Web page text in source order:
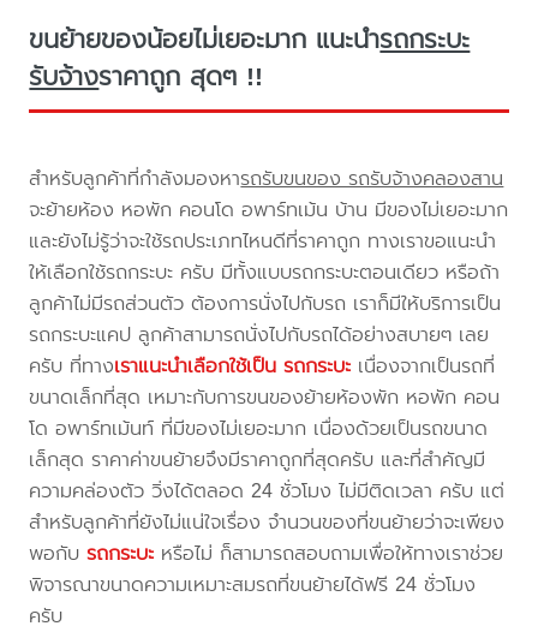
ขนย้ายของน้อยไม่เยอะมาก แนะนำรถกระบะ
รับจ้างราคาถูก สุดๆ !!
สำหรับลูกค้าที่กำลังมองหารถรับขนของ รถรับจ้างคลองสาน
จะย้ายห้อง หอพัก คอนโด อพาร์ทเม้น บ้าน มีของไม่เยอะมาก
และยังไม่รู้ว่าจะใช้รถประเภทไหนดีที่ราคาถูก ทางเราขอแนะนำ
ให้เลือกใช้รถกระบะ ครับ มีทั้งแบบรถกระบะตอนเดียว หรือถ้า
ลูกค้าไม่มีรถส่วนตัว ต้องการนั่งไปกับรถ เราก็มีให้บริการเป็น
รถกระบะแคป ลูกค้าสามารถนั่งไปกับรถได้อย่างสบายๆ เลย
ครับ ที่ทางเราแนะนำเลือกใช้เป็น รถกระบะ เนื่องจากเป็นรถที่
ขนาดเล็กที่สุด เหมาะกับการขนของย้ายห้องพัก หอพัก คอน
โด อพาร์ทเม้นท์ ที่มีของไม่เยอะมาก เนื่องด้วยเป็นรถขนาด
เล็กสุด ราคาค่าขนย้ายจึงมีราคาถูกที่สุดครับ และที่สำคัญมี
ความคล่องตัว วิ่งได้ตลอด 24 ชั่วโมง ไม่มีติดเวลา ครับ แต่
สำหรับลูกค้าที่ยังไม่แน่ใจเรื่อง จำนวนของที่ขนย้ายว่าจะเพียง
พอกับรถกระบะ หรือไม่ ก็สามารถสอบถามเพื่อให้ทางเราช่วย
พิจารณาขนาดความเหมาะสมรถที่ขนย้ายได้ฟรี 24 ชั่วโมง
ครับ